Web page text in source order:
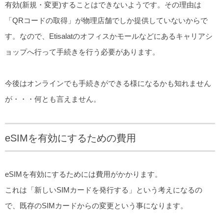
有効(新規・変更)することはできないようです。その理由は
「QRコードの取得」が物理店舗でしか提供していないからで
す。なので、Etisalatのオフィスかモールなどにあるキャリアシ
ョップへ行って手続きを行う必要があります。
今後はオンラインでも手続きができる様になるかも知れません
が・・・何とも言えません。
eSIMを有効にするための費用
eSIMを有効にするためには費用がかかります。
これは「新しいSIMカードを発行する」という考えになるの
で、既存のSIMカードからの変更という事になります。